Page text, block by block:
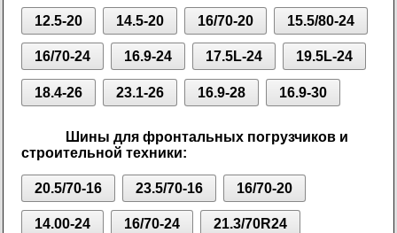
12.5-20 14.5-20 16/70-20 15.5/80-24
16/70-24 16.9-24 17.5L-24 19.5L-24
18.4-26 23.1-26 16.9-28 16.9-30
Шины для фронтальных погрузчиков и
строительной техники:
20.5/70-16 23.5/70-16 16/70-20
14.00-24 16/70-24 21.3/70R24